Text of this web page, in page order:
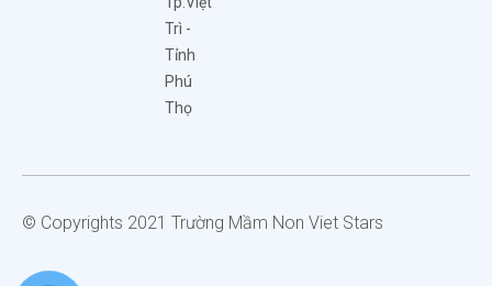
Trì -
Tỉnh
Phú
Thọ
© Copyrights 2021 Trường Mầm Non Viet Stars